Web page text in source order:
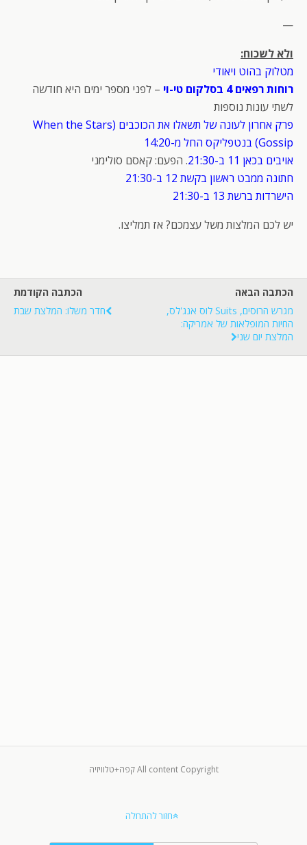
—
ולא לשכוח:
מטלוק בהוט ויאודי
רוחות רפאים 4 בסלקום טי-וי
– לפני מספר ימים היא חודשה
לשתי עונות נוספות
פרק אחרון לעונה של תשאלו את הכוכבים (When the Stars
Gossip) בנטפליקס החל מ-14:20
אויבים בכאן 11 ב-21:30
. הפעם: קאסם סולימני
חתונה ממבט ראשון בקשת 12 ב-21:30
הישרדות ברשת 13 ב-21:30
יש לכם המלצות משל עצמכם? אז תמליצו.
הכתבה הקודמת
חדר משלו: המלצת שבת
הכתבה הבאה
מגרש הרוסים, Suits לוס אנג'לס,
החיות המופלאות של אמריקה:
המלצת יום שני
All content Copyright קפה+טלוויזיה
חזור להתחלה